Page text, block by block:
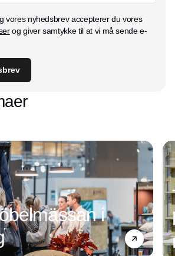
vores nyhedsbrev accepterer du vores
og giver samtykke til at vi må sende e-
i